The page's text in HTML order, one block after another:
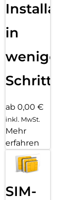
in
wenigen
Schritten
ab 0,00 €
inkl. MwSt.
Mehr
erfahren
SIM-